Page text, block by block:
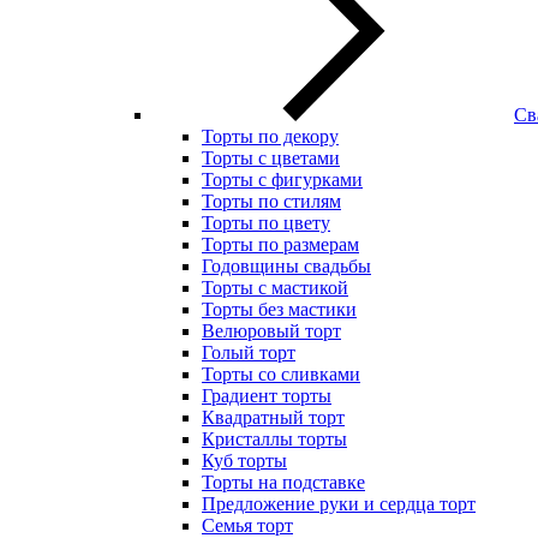
Торты по декору
Торты с цветами
Торты с фигурками
Торты по стилям
Торты по цвету
Торты по размерам
Годовщины свадьбы
Торты с мастикой
Торты без мастики
Велюровый торт
Голый торт
Торты со сливками
Градиент торты
Квадратный торт
Кристаллы торты
Куб торты
Торты на подставке
Предложение руки и сердца торт
Семья торт